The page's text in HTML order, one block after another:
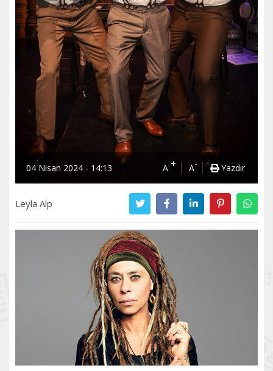
04 Nisan 2024 - 14:13 A + A- Yazdır
Leyla Alp